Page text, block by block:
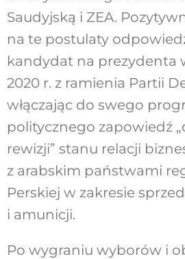
Saudyjską i ZEA.
na te postulaty
kandydat na prezydenta
2020 r. z ramienia Partii
włączając do swego
politycznego zapowiedź
rewizji” stanu relacji
z arabskim państwami
Perskiej w zakresie
i amunicji.
Po wygraniu wyborów i